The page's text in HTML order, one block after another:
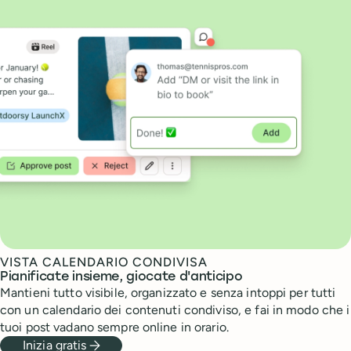
VISTA CALENDARIO CONDIVISA
Pianificate insieme, giocate d'anticipo
Mantieni tutto visibile, organizzato e senza intoppi per tutti
con un calendario dei contenuti condiviso, e fai in modo che i
tuoi post vadano sempre online in orario.
Inizia gratis